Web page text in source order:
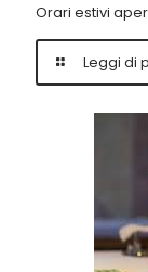
Orari estivi
Leggi di